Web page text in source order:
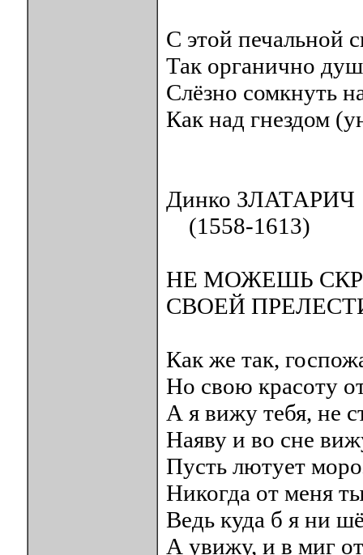
С этой печальной
Так органично
Слёзно сомкнуть
Как над гнездом
Динко ЗЛАТАРИЧ
(1558-1613)
НЕ МОЖЕШЬ
СВОЕЙ
Как же так,
Но свою красоту
А я вижу тебя, не
Наяву и во сне
Пусть лютует
Никогда от меня
Ведь куда б я ни
А увижу, и в миг